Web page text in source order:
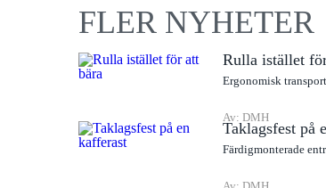
FLER NYHETER
Rulla istället
Ergonomisk
Av: DMH
Taklagsfest på
Färdigmonterade